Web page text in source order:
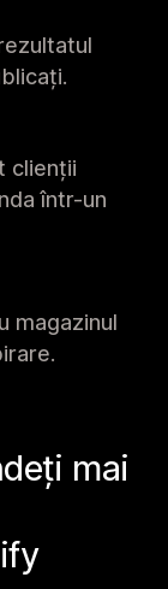
clienții
într-un
magazinul
mai